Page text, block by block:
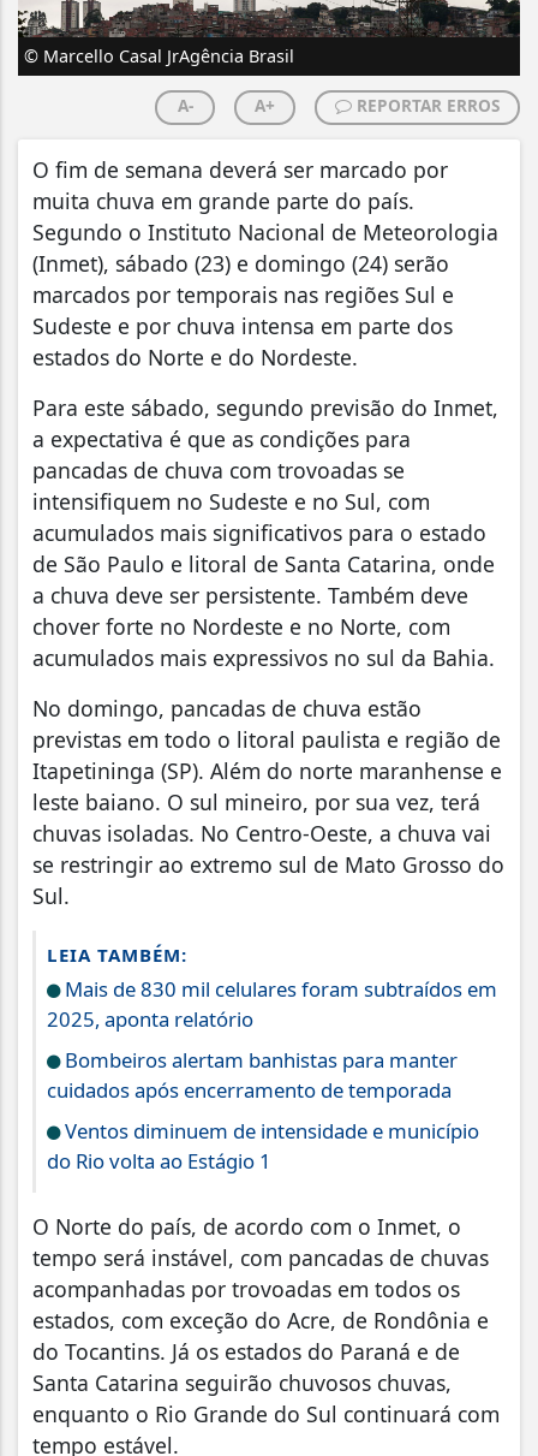
© Marcello Casal JrAgência Brasil
A- A+ REPORTAR ERROS
O fim de semana deverá ser marcado por
muita chuva em grande parte do país.
Segundo o Instituto Nacional de Meteorologia
(Inmet), sábado (23) e domingo (24) serão
marcados por temporais nas regiões Sul e
Sudeste e por chuva intensa em parte dos
estados do Norte e do Nordeste.
Para este sábado, segundo previsão do Inmet,
a expectativa é que as condições para
pancadas de chuva com trovoadas se
intensifiquem no Sudeste e no Sul, com
acumulados mais significativos para o estado
de São Paulo e litoral de Santa Catarina, onde
a chuva deve ser persistente. Também deve
chover forte no Nordeste e no Norte, com
acumulados mais expressivos no sul da Bahia.
No domingo, pancadas de chuva estão
previstas em todo o litoral paulista e região de
Itapetininga (SP). Além do norte maranhense e
leste baiano. O sul mineiro, por sua vez, terá
chuvas isoladas. No Centro-Oeste, a chuva vai
se restringir ao extremo sul de Mato Grosso do
Sul.
LEIA TAMBÉM:
Mais de 830 mil celulares foram subtraídos em
2025, aponta relatório
Bombeiros alertam banhistas para manter
cuidados após encerramento de temporada
Ventos diminuem de intensidade e município
do Rio volta ao Estágio 1
O Norte do país, de acordo com o Inmet, o
tempo será instável, com pancadas de chuvas
acompanhadas por trovoadas em todos os
estados, com exceção do Acre, de Rondônia e
do Tocantins. Já os estados do Paraná e de
Santa Catarina seguirão chuvosos chuvas,
enquanto o Rio Grande do Sul continuará com
tempo estável.